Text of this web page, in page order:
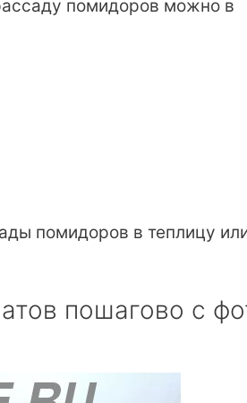
помидоров можно в
помидоров в теплицу
пошагово с